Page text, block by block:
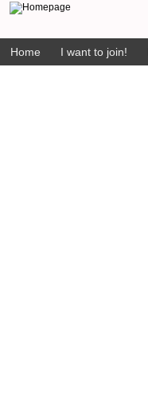
Home I want to join!